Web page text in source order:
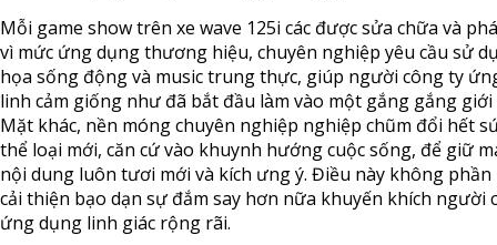
Mỗi game show trên xe wave 125i các được sửa chữa và
vì mức ứng dụng thương hiệu, chuyên nghiệp yêu cầu sử
họa sống động và music trung thực, giúp người công ty
linh cảm giống như đã bắt đầu làm vào một gắng gắng
Mặt khác, nền móng chuyên nghiệp nghiệp chũm đổi hết
thể loại mới, căn cứ vào khuynh hướng cuộc sống, để giữ
nội dung luôn tươi mới và kích ưng ý. Điều này không phần
cải thiện bạo dạn sự đắm say hơn nữa khuyến khích người
ứng dụng linh giác rộng rãi.